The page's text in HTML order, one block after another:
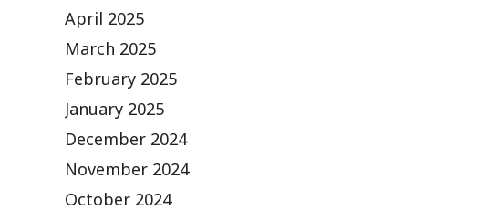
April 2025
March 2025
February 2025
January 2025
December 2024
November 2024
October 2024